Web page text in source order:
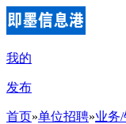
我的
发布
首页»单位招聘»业务/